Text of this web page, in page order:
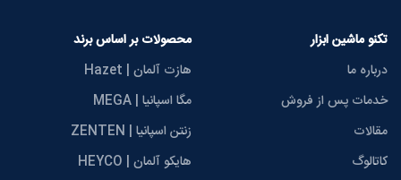
تکنو ماشین ابزار
درباره ما
خدمات پس از فروش
مقالات
کاتالوگ
محصولات بر اساس برند
هازت آلمان | Hazet
مگا اسپانیا | MEGA
زنتن اسپانیا | ZENTEN
هایکو آلمان | HEYCO